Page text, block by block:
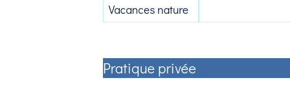
Vacances nature
Pratique privée